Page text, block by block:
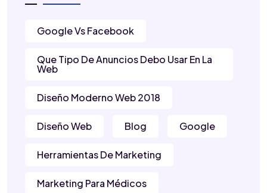
Google Vs Facebook
Que Tipo De Anuncios Debo Usar En La
Web
Diseño Moderno Web 2018
Diseño Web Blog Google
Herramientas De Marketing
Marketing Para Médicos